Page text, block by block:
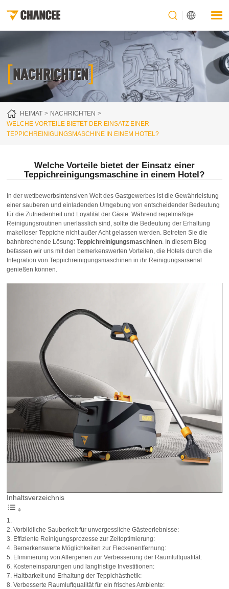
[NACHRICHTEN]
HEIMAT
NACHRICHTEN
WELCHE VORTEILE BIETET DER EINSATZ EINER
TEPPICHREINIGUNGSMASCHINE IN EINEM HOTEL?
Welche Vorteile bietet der Einsatz einer
Teppichreinigungsmaschine in einem Hotel?
In der wettbewerbsintensiven Welt des Gastgewerbes ist die Gewährleistung
einer sauberen und einladenden Umgebung von entscheidender Bedeutung
für die Zufriedenheit und Loyalität der Gäste. Während regelmäßige
Reinigungsroutinen unerlässlich sind, sollte die Bedeutung der Erhaltung
makelloser Teppiche nicht außer Acht gelassen werden. Betreten Sie die
bahnbrechende Lösung:Teppichreinigungsmaschinen . In diesem Blog
befassen wir uns mit den bemerkenswerten Vorteilen, die Hotels durch die
Integration von Teppichreinigungsmaschinen in ihr Reinigungsarsenal
genießen können.
Inhaltsverzeichnis
Vorbildliche Sauberkeit für unvergessliche Gästeerlebnisse:
Effiziente Reinigungsprozesse zur Zeitoptimierung:
Bemerkenswerte Möglichkeiten zur Fleckenentfernung:
Eliminierung von Allergenen zur Verbesserung der Raumluftqualität:
Kosteneinsparungen und langfristige Investitionen:
Haltbarkeit und Erhaltung der Teppichästhetik:
Verbesserte Raumluftqualität für ein frisches Ambiente: